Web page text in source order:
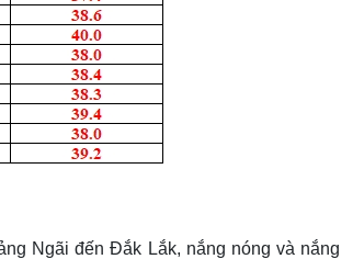
Ngãi đến Đắk Lắk, nắng nóng và nắng